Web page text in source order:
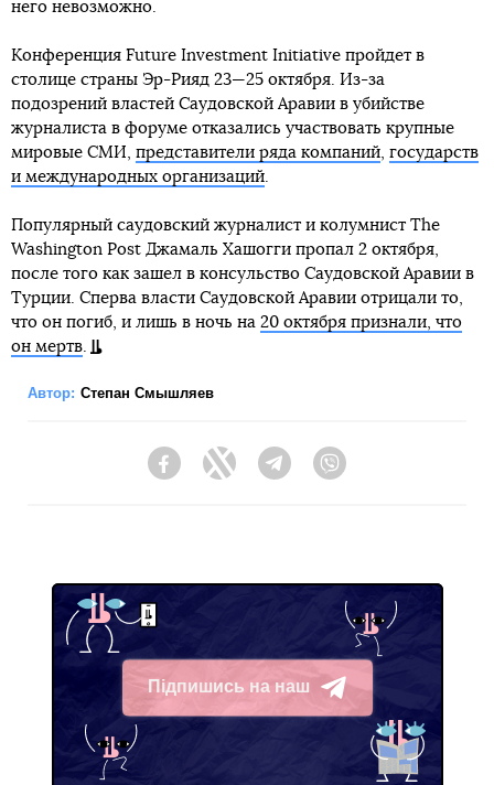
него невозможно.
Конференция Future Investment Initiative пройдет в
столице страны Эр-Рияд 23—25 октября. Из-за
подозрений властей Саудовской Аравии в убийстве
журналиста в форуме отказались участвовать крупные
мировые СМИ, представители ряда компаний государств
и международных организаций
Популярный саудовский журналист и колумнист The
Washington Post Джамаль Хашогги пропал 2 октября,
после того как зашел в консульство Саудовской Аравии в
Турции. Сперва власти Саудовской Аравии отрицали то,
что он погиб, и лишь в ночь на 20 октября признали, что
он мертв
Автор: Степан Смышляев
FacebookTwitter Telegram
Підпишись на наш
Telegram